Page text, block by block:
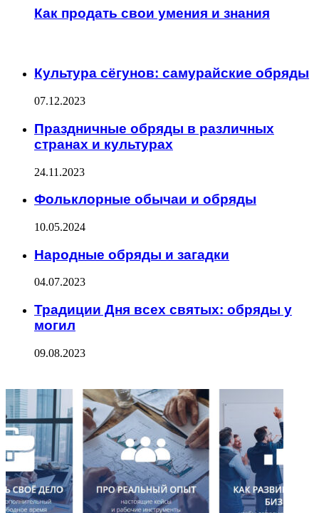
Как продать свои умения и знания
Культура сёгунов: самурайские обряды
07.12.2023
Праздничные обряды в различных
странах и культурах
24.11.2023
Фольклорные обычаи и обряды
10.05.2024
Народные обряды и загадки
04.07.2023
Традиции Дня всех святых: обряды у
могил
09.08.2023